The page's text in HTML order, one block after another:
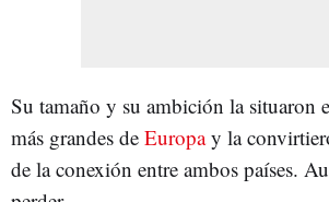
Su tamaño y su ambición la situaron
más grandes de Europay la
de la conexión entre ambos países.